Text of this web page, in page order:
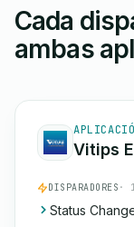
Cada
ambas
Vitips
DISPARADORES ·
Status